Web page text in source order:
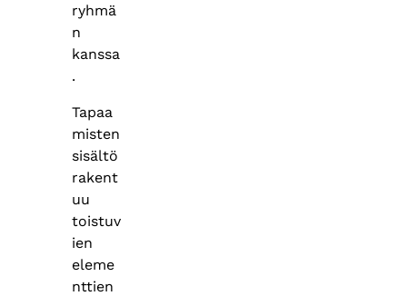
ryhmä
n
kanssa
.
Tapaa
misten
sisältö
rakent
uu
toistuv
ien
eleme
nttien